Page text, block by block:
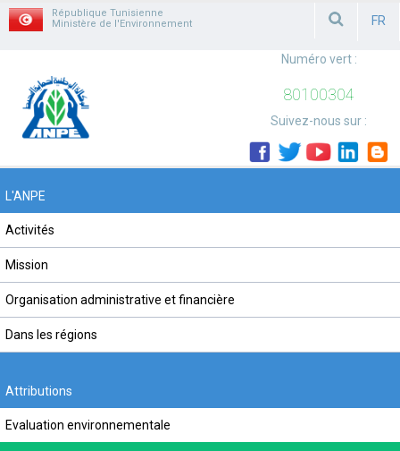
République Tunisienne
Ministère de l'Environnement
FR
Numéro vert :
80100304
Suivez-nous sur :
L'ANPE
Activités
Mission
Organisation administrative et financière
Dans les régions
Attributions
Evaluation environnementale